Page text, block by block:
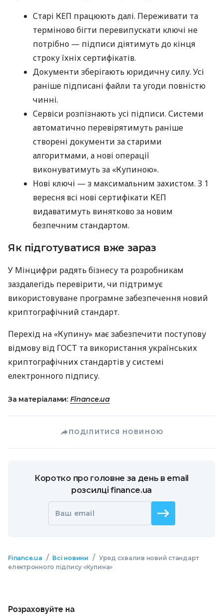
Старі КЕП працюють далі. Переживати та
терміново бігти перевипускати ключі не
потрібно — підписи діятимуть до кінця
строку їхніх сертифікатів.
Документи зберігають юридичну силу. Усі
раніше підписані файли та угоди повністю
чинні.
Сервіси розпізнають усі підписи. Системи
автоматично перевірятимуть раніше
створені документи за старими
алгоритмами, а нові операції
виконуватимуть за «Купиною».
Нові ключі — з максимальним захистом. З 1
вересня всі нові сертифікати КЕП
видаватимуть винятково за новим
безпечним стандартом.
Як підготуватися вже зараз
У Мінцифри радять бізнесу та розробникам
заздалегідь перевірити, чи підтримує
використовуване програмне забезпечення новий
криптографічний стандарт.
Перехід на «Купину» має забезпечити поступову
відмову від ГОСТ та використання українських
криптографічних стандартів у системі
електронного підпису.
За матеріалами: Finance.ua
ПОДІЛИТИСЯ НОВИНОЮ
Коротко про головне за день в email
розсилці finance.ua
Ваш email
Finance.ua / Всі новини / Уряд схвалив новий стандарт
електронного підпису «Купина»
Розраховуйте на